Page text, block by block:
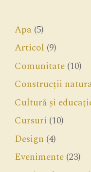
Apa (5)
Articol (9)
Comunitate (10)
Construcții
Cultură și
Cursuri (10)
Design (4)
Evenimente (23)